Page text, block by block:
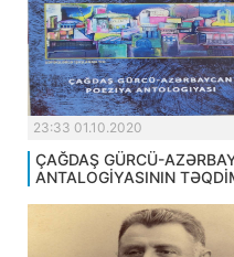
23:33 01.10.2020
ÇAĞDAŞ GÜRCÜ-
ANTALOGİYASININ